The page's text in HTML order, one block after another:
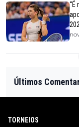
“É
Últimos
TORNEIOS